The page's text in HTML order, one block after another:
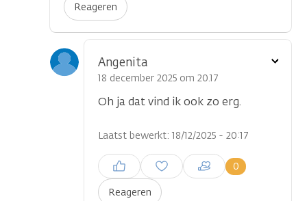
Reageren
Angenita
18 december 2025 om 20.17
Oh ja dat vind ik ook zo erg.
Laatst bewerkt: 18/12/2025 - 20:17
Reageren
0
Inloggen om een reactie te
plaatsen
Toon